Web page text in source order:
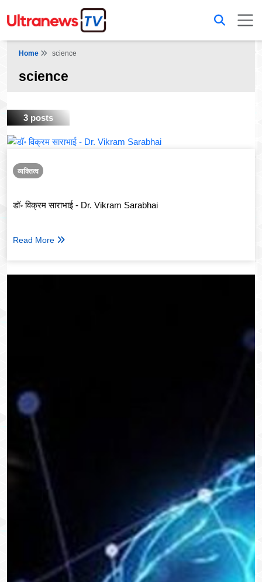
Home science
science
3 posts
व्यक्तित्व
डॉ॰ विक्रम साराभाई - Dr. Vikram Sarabhai
Read More